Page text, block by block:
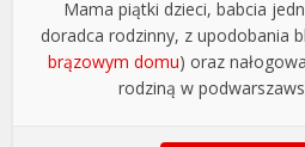
Mama piątki dzieci, babcia
doradca rodzinny, z upodobania
brązowym domu) oraz
rodziną w